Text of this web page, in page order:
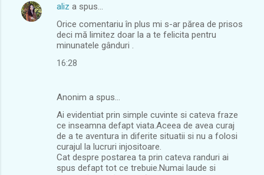
aliz a spus…
Orice comentariu în plus mi s-ar părea de prisos
deci mă limitez doar la a te felicita pentru
minunatele gânduri .
16:28
Anonim a spus…
Ai evidentiat prin simple cuvinte si cateva fraze
ce inseamna defapt viata.Aceea de avea curaj
de a te aventura in diferite situatii si nu a folosi
curajul la lucruri injositoare.
Cat despre postarea ta prin cateva randuri ai
spus defapt tot ce trebuie.Numai laude si